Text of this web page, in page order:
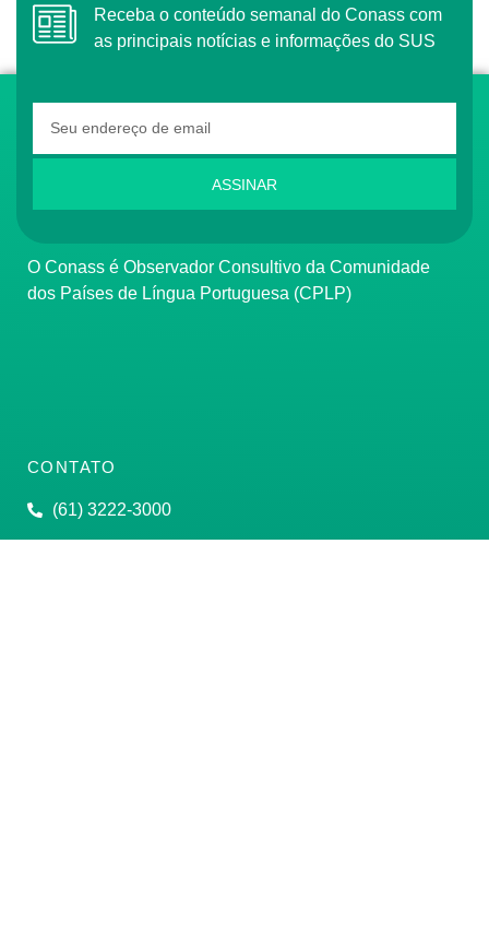
Receba o conteúdo semanal do Conass com
as principais notícias e informações do SUS
ASSINAR
O Conass é Observador Consultivo da Comunidade
dos Países de Língua Portuguesa (CPLP)
CONTATO
(61) 3222-3000